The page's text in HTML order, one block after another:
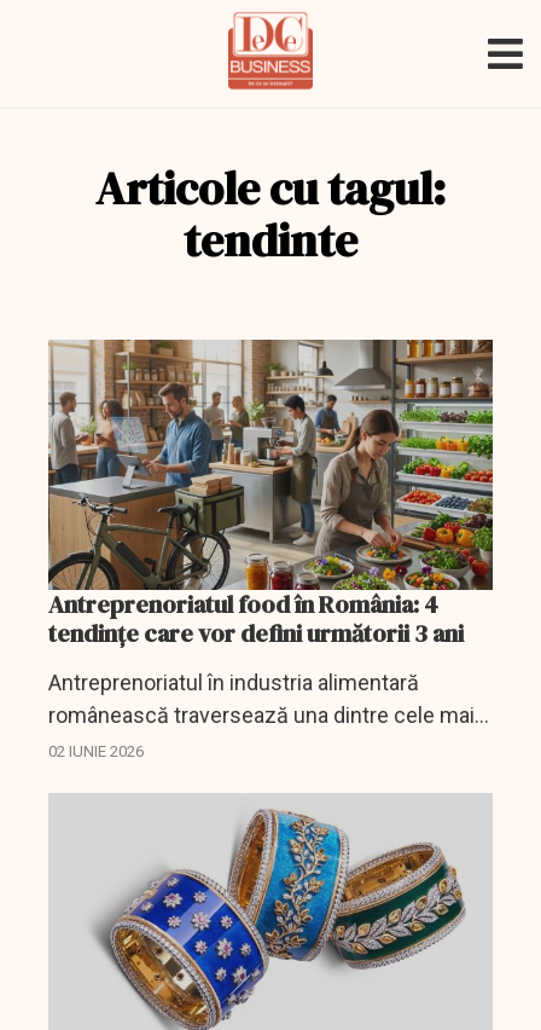
Articole cu tagul:
tendinte
Antreprenoriatul food în România: 4
tendințe care vor defini următorii 3 ani
Antreprenoriatul în industria alimentară
românească traversează una dintre cele mai
dinamice perioade din ultima decadă.
02 IUNIE 2026